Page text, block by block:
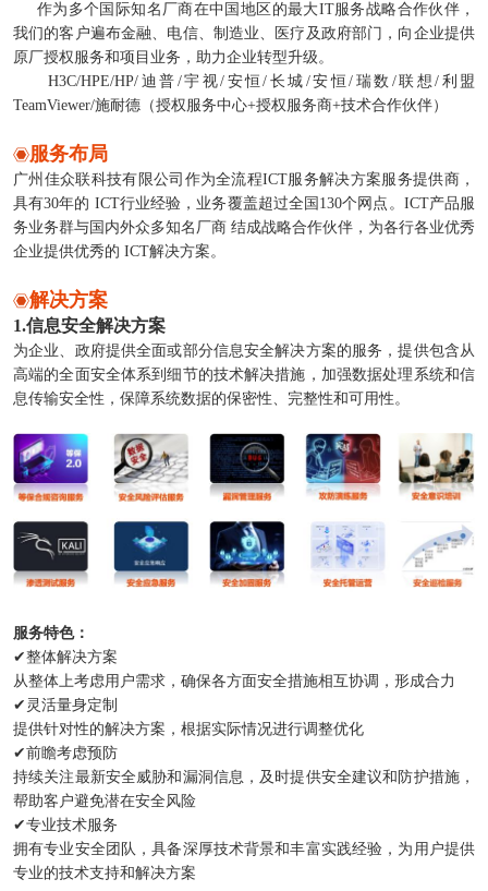
作为多个国际知名厂商在中国地区的最大IT服务战略合作伙伴，
我们的客户遍布金融、电信、制造业、医疗及政府部门，向企业提供
原厂授权服务和项目业务，助力企业转型升级。
H3C/HPE/HP/迪普/宇视/安恒/长城/安恒/瑞数/联想/利盟
TeamViewer/施耐德（授权服务中心+授权服务商+技术合作伙伴）
服务布局
广州佳众联科技有限公司作为全流程ICT服务解决方案服务提供商，
具有30年的 ICT行业经验，业务覆盖超过全国130个网点。ICT产品服
务业务群与国内外众多知名厂商 结成战略合作伙伴，为各行各业优秀
企业提供优秀的 ICT解决方案。
解决方案
1.信息安全解决方案
为企业、政府提供全面或部分信息安全解决方案的服务，提供包含从
高端的全面安全体系到细节的技术解决措施，加强数据处理系统和信
息传输安全性，保障系统数据的保密性、完整性和可用性。
服务特色：
✔整体解决方案
从整体上考虑用户需求，确保各方面安全措施相互协调，形成合力
✔灵活量身定制
提供针对性的解决方案，根据实际情况进行调整优化
✔前瞻考虑预防
持续关注最新安全威胁和漏洞信息，及时提供安全建议和防护措施，
帮助客户避免潜在安全风险
✔专业技术服务
拥有专业安全团队，具备深厚技术背景和丰富实践经验，为用户提供
专业的技术支持和解决方案